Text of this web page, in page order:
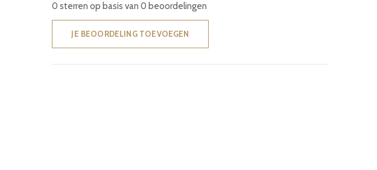
0 sterren op basis van 0 beoordelingen
JE BEOORDELING TOEVOEGEN